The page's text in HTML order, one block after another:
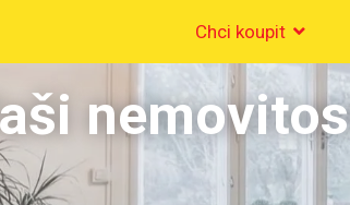
Chci koupit